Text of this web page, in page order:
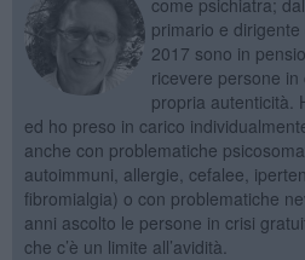
primario e
2017 sono in
ricevere persone
propria autenticità.
ed ho preso in carico
anche con problematiche
autoimmuni, allergie, cefalee,
fibromialgia) o con problematiche
anni ascolto le persone in crisi
che c’è un limite all’avidità.